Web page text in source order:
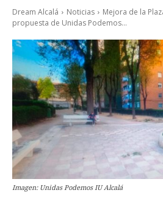
Dream Alcalá Noticias
Mejora de la
propuesta de Unidas Podemos...
Imagen: Unidas Podemos IU Alcalá